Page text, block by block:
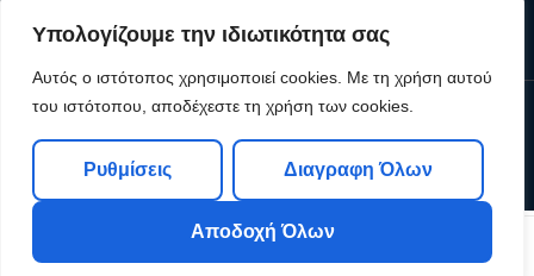
Υπολογίζουμε την ιδιωτικότητα σας
Αυτός ο ιστότοπος χρησιμοποιεί cookies. Με τη χρήση αυτού
του ιστότοπου, αποδέχεστε τη χρήση των cookies.
Ρυθμίσεις Διαγραφη Όλων
Αποδοχή Όλων
Shop My Account Search Cart
Wishlist
Copyright © 2026Levelcom| Powered by Levelcom